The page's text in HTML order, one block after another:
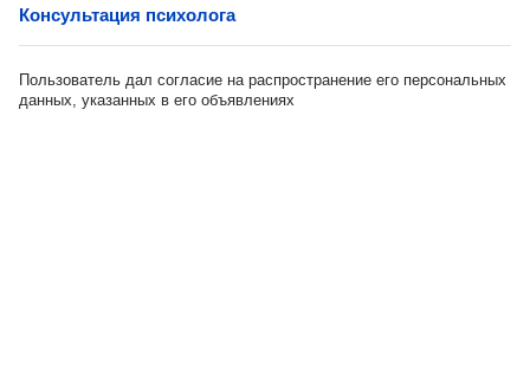
Консультация психолога
Пользователь дал согласие на распространение его персональных
данных, указанных в его объявлениях